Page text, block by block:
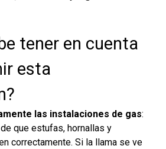
tener en cuenta
esta
las instalaciones de gas:
que estufas, hornallas y
correctamente. Si la llama se ve